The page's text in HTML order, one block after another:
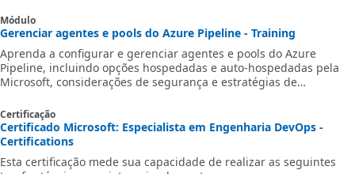
Módulo
Gerenciar agentes e pools do Azure Pipeline - Training
Aprenda a configurar e gerenciar agentes e pools do Azure
Pipeline, incluindo opções hospedadas e auto-hospedadas pela
Microsoft, considerações de segurança e estratégias de
Certificação
Certificado Microsoft: Especialista em Engenharia DevOps -
Certifications
Esta certificação mede sua capacidade de realizar as seguintes